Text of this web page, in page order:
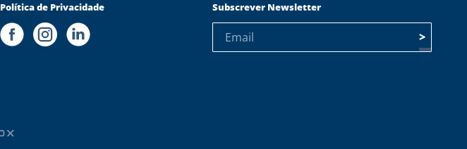
Política de Privacidade Subscrever Newsletter
>